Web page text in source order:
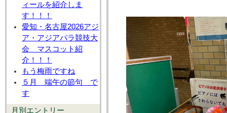
ィールを紹介しま
す！！！
愛知・名古屋2026アジ
ア・アジアパラ競技大
会 マスコット紹
介！！！
もう梅雨ですね
５月 端午の節句 で
す
月別エントリー